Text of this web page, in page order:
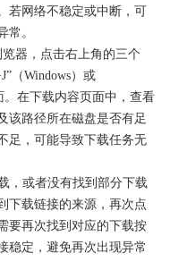
若网络不稳定或中断，可
常。
览器，点击右上角的三个
（Windows）或
。在下载内容页面中，查看
该路径所在磁盘是否有足
足，可能导致下载任务无
，或者没有找到部分下载
下载链接的来源，再次点
要再次找到对应的下载按
稳定，避免再次出现异常